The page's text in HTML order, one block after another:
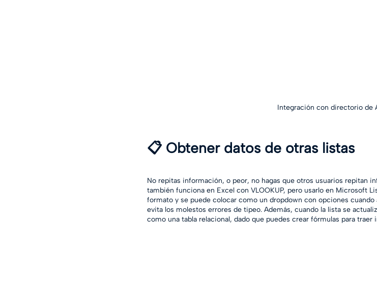
Integración con directorio de
📋 Obtener datos de otras listas
No repitas información, o peor, no hagas que otros usuarios repitan
también funciona en Excel con VLOOKUP, pero usarlo en Microsoft
formato y se puede colocar como un dropdown con opciones
evita los molestos errores de tipeo. Además, cuando la lista se
como una tabla relacional, dado que puedes crear fórmulas para